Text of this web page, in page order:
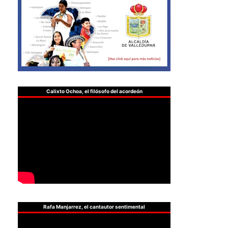
Calixto Ochoa, el filósofo del acordeón
Rafa Manjarrez, el cantautor sentimental